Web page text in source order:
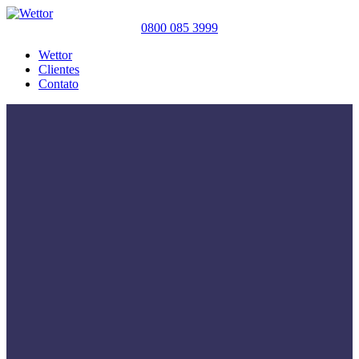
0800 085 3999
Wettor
Clientes
Contato